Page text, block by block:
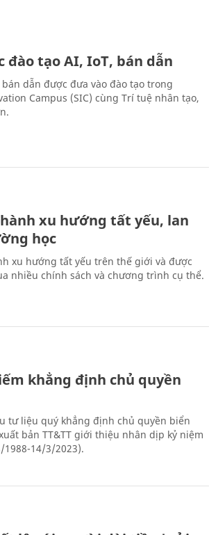
đào tạo AI, IoT, bán dẫn
dẫn được đưa vào đào tạo trong
Campus (SIC) cùng Trí tuệ nhân tạo,
xu hướng tất yếu, lan
học
xu hướng tất yếu trên thế giới và được
nhiều chính sách và chương trình cụ thể.
khẳng định chủ quyền
tư liệu quý khẳng định chủ quyền biển
bản TT&TT giới thiệu nhân dịp kỷ niệm
1988-14/3/2023).